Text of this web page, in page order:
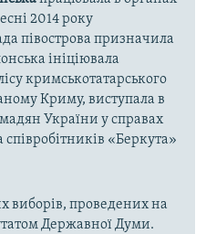
2014 року
півострова призначила
ініціювала
кримськотатарського
Криму, виступала в
України у справах
«Беркута»
виборів, проведених на
Державної Думи.